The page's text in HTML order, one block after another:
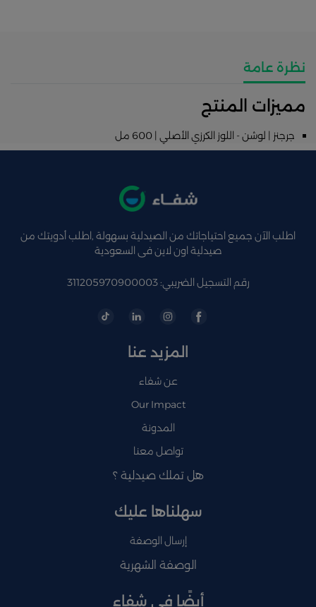
نظرة عامة
مميزات المنتج
جرجنز | لوشن - اللوز الكرزي الأصلي | 600 مل
اطلب الآن جميع احتياجاتك من الصيدلية بسهولة ,اطلب أدويتك من
صيدلية اون لاين فى السعودية
رقم التسجيل الضريبي: 311205970900003
المزيد عنا
عن شفاء
Our Impact
المدونة
تواصل معنا
هل تملك صيدلية ؟
سهلناها عليك
إرسال الوصفة
الوصفة الشهرية
أيضًا في شفاء